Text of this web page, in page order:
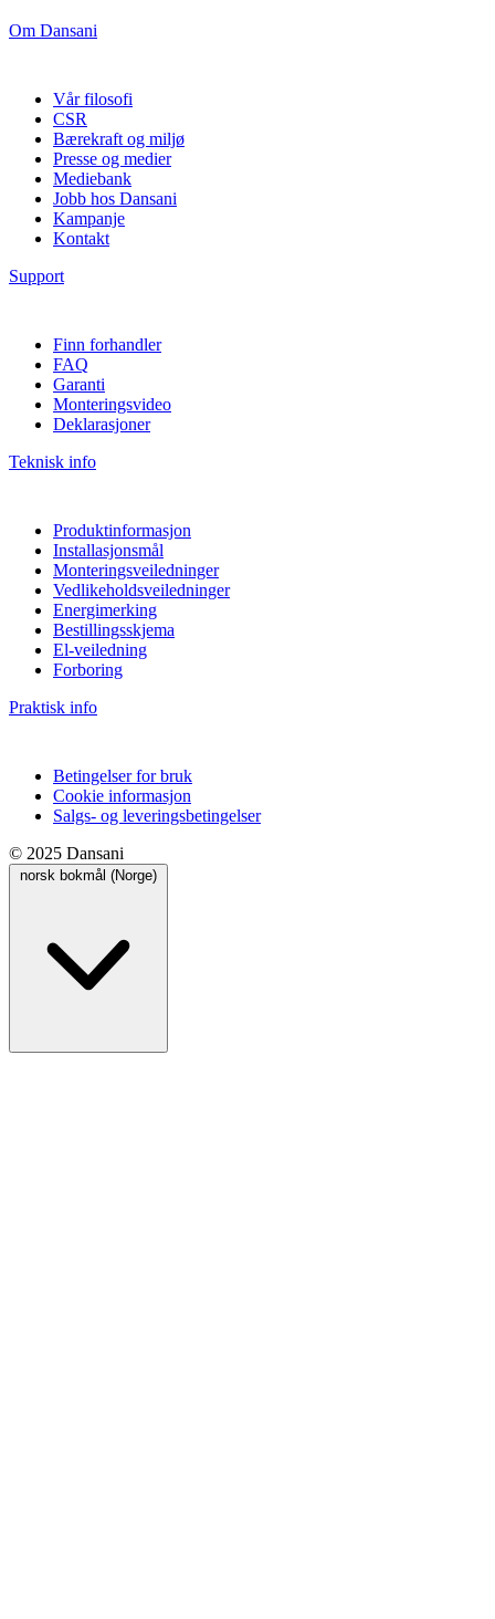
Om Dansani
Vår filosofi
CSR
Bærekraft og miljø
Presse og medier
Mediebank
Jobb hos Dansani
Kampanje
Kontakt
Support
Finn forhandler
FAQ
Garanti
Monteringsvideo
Deklarasjoner
Teknisk info
Produktinformasjon
Installasjonsmål
Monteringsveiledninger
Vedlikeholdsveiledninger
Energimerking
Bestillingsskjema
El-veiledning
Forboring
Praktisk info
Betingelser for bruk
Cookie informasjon
Salgs- og leveringsbetingelser
© 2025 Dansani
norsk bokmål (Norge)